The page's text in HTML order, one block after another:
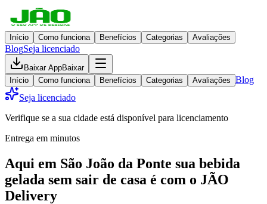
Início Como funciona Benefícios Categorias Avaliações
BlogSeja licenciado
Baixar AppBaixar
Início
Como funciona Benefícios Categorias Avaliações Blog
Seja licenciado
Verifique se a sua cidade está disponível para licenciamento
Entrega em minutos
Aqui em São João da Ponte sua bebida
gelada sem sair de casa é com o JÃO
Delivery